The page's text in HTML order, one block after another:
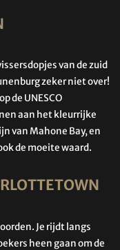
van de zuid
zeker niet over!
de UNESCO
aan het kleurrijke
van Mahone Bay, en
de moeite waard.
Je rijdt langs
heen gaan om de